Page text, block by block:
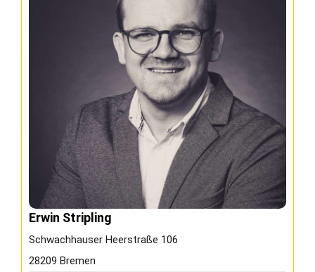
Erwin Stripling
Schwachhauser Heerstraße 106
28209 Bremen